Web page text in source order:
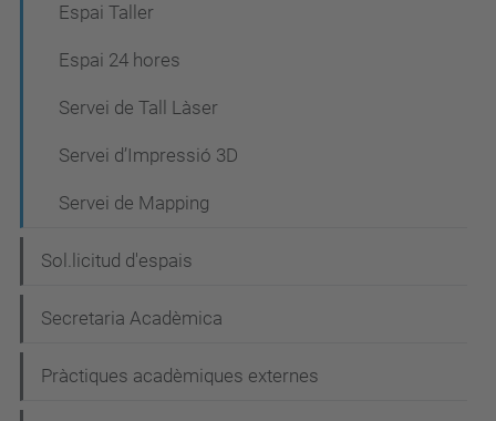
Espai Taller
Espai 24 hores
Servei de Tall Làser
Servei d’Impressió 3D
Servei de Mapping
Sol.licitud d'espais
Secretaria Acadèmica
Pràctiques acadèmiques externes